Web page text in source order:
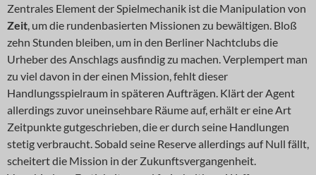
Zentrales Element der Spielmechanik ist die Manipulation von
Zeit , um die rundenbasierten Missionen zu bewältigen. Bloß
zehn Stunden bleiben, um in den Berliner Nachtclubs die
Urheber des Anschlags ausfindig zu machen. Verplempert man
zu viel davon in der einen Mission, fehlt dieser
Handlungsspielraum in späteren Aufträgen. Klärt der Agent
allerdings zuvor uneinsehbare Räume auf, erhält er eine Art
Zeitpunkte gutgeschrieben, die er durch seine Handlungen
stetig verbraucht. Sobald seine Reserve allerdings auf Null fällt,
scheitert die Mission in der Zukunftsvergangenheit.